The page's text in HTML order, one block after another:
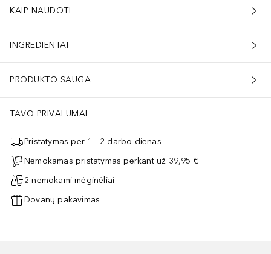
KAIP NAUDOTI
INGREDIENTAI
PRODUKTO SAUGA
TAVO PRIVALUMAI
Pristatymas per 1 - 2 darbo dienas
Nemokamas pristatymas perkant už 39,95 €
2 nemokami mėginėliai
Dovanų pakavimas